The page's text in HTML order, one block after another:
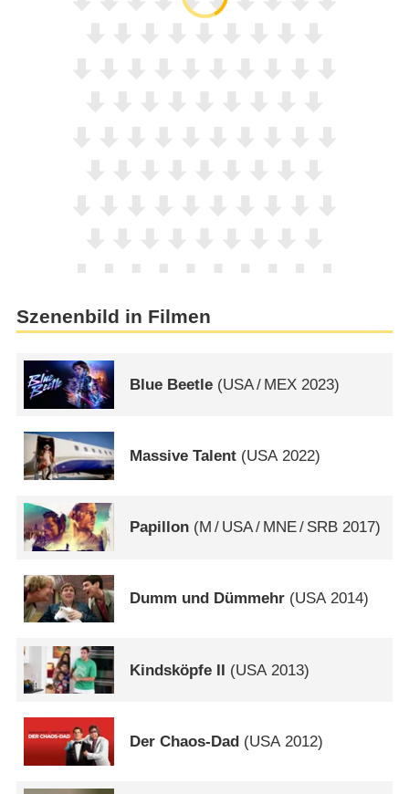
Szenenbild in Filmen
Blue Beetle (USA/ MEX 2023)
Massive Talent (USA2022)
Papillon (M / USA/ MNE/ SRB 2017)
Dumm und Dümmehr (USA2014)
Kindsköpfe II (USA 2013)
Der Chaos-Dad (USA 2012)